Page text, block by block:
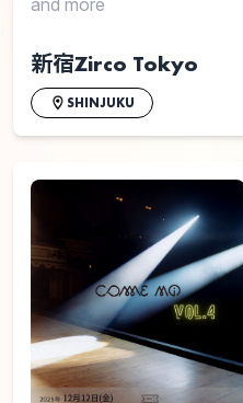
新宿Zirco Tokyo
SHINJUKU